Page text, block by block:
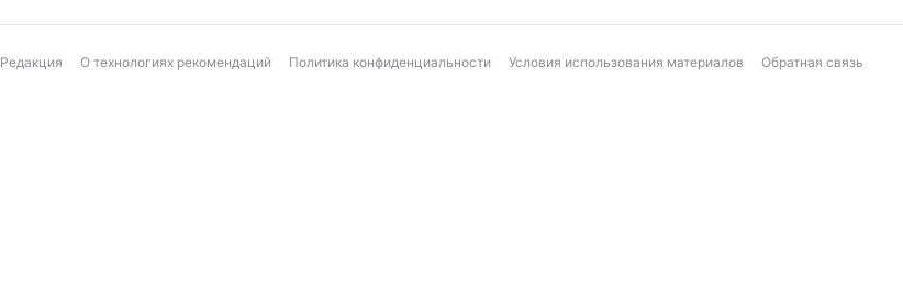
Редакция О технологиях рекомендаций Политика конфиденциальности Условия использования материалов Обратная связь